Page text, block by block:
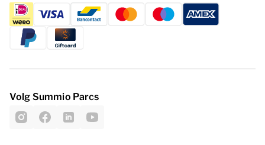
Volg Summio Parcs